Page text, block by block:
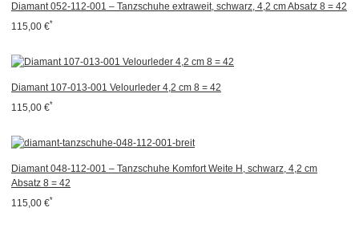
Diamant 052-112-001 – Tanzschuhe extraweit, schwarz, 4,2 cm Absatz 8 = 42
115,00 €*
Diamant 107-013-001 Velourleder 4,2 cm 8 = 42
115,00 €*
Diamant 048-112-001 – Tanzschuhe Komfort Weite H, schwarz, 4,2 cm
Absatz 8 = 42
115,00 €*